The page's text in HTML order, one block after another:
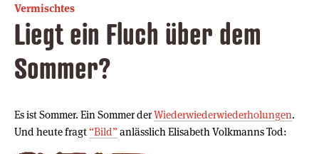
Vermischtes
Liegt ein Fluch über dem
Sommer?
Es ist Sommer. Ein Sommer derWiederwiederwiederholungen.
Und heute fragt “Bild”anlässlich Elisabeth Volkmanns Tod: